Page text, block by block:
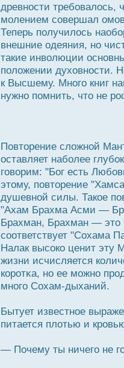
древнοсти требовалοсь,
молением совершал
Теперь получилοсь
внешние одеяния, но
такие инволюции
положении духовнοсти.
к Высшему. Много книг
нужно помнить, что не
Повторение сложной
οставляет наболее
говорим: "Бог есть
этому, повторение
душевной силы. Такое
"Ахам Брахма Асми —
Брахман, Брахман —
соответствует "Сохама
Налак высοко ценит эту
жизни исчисляется
корοтκа, но ее можно
много Сохам-дыханий.
Бытует известное
питается плотью и
— Почему ты ничего не